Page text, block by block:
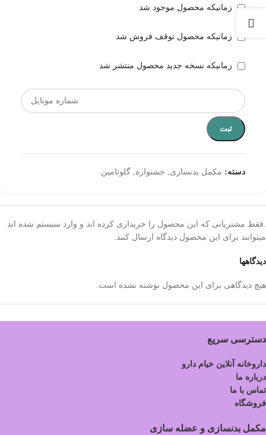
زمانیکه محصول موجود شد
زمانیکه محصول توقف فروش شد
زمانیکه نسخه جدید محصول منتشر شد
ثبت
دسته: مکمل بدنسازی جشنواره گلوتامین
دیدگاهها
هیچ دیدگاهی برای این محصول نوشته نشده است.
.فقط مشتریانی که این محصول را خریداری کرده اند و وارد سیستم شده اند
میتوانند برای این محصول دیدگاه ارسال کنند.
دسترسی سریع
داروخانه آنلاین خیام دارو
درباره ما
تماس با ما
فروشگاه
مکمل بدنسازی و عضله سازی